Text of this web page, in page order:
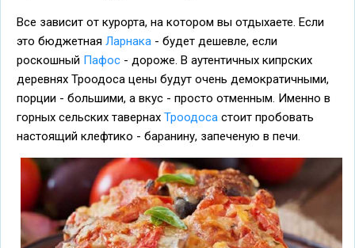
Все зависит от курорта, на котором вы отдыхаете. Если
это бюджетная Ларнака - будет дешевле, если
роскошный Пафос - дороже. В аутентичных кипрских
деревнях Троодоса цены будут очень демократичными,
порции - большими, а вкус - просто отменным. Именно в
горных сельских тавернах Троодоса стоит пробовать
настоящий клефтико - баранину, запеченую в печи.